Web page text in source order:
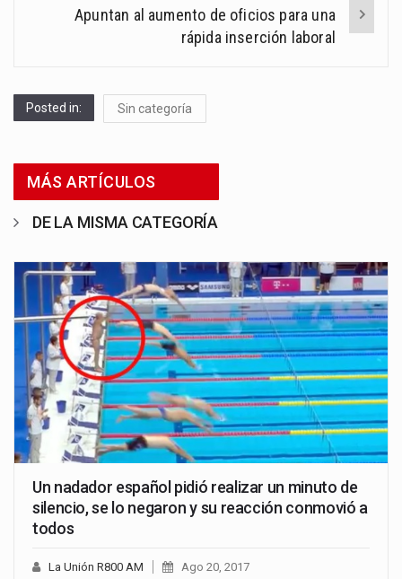
Apuntan al aumento de oficios para una
rápida inserción laboral
Posted in: Sin categoría
MÁS ARTÍCULOS
DE LA MISMA CATEGORÍA
Un nadador español pidió realizar un minuto de
silencio, se lo negaron y su reacción conmovió a
todos
La Unión R800 AM Ago 20, 2017